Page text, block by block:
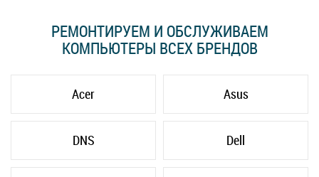
РЕМОНТИРУЕМ И ОБСЛУЖИВАЕМ
КОМПЬЮТЕРЫ ВСЕХ БРЕНДОВ
Acer Asus
DNS Dell